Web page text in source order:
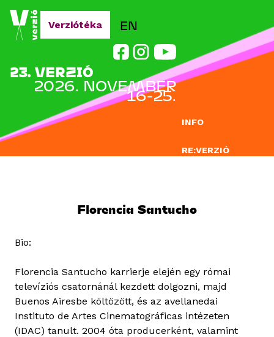
Jump to navigation
INFO
RE:VERZIÓ
EN
23. VERZIÓ
2026. NOVEMBER
16-25.
Verziótéka
Florencia Santucho
Bio:
Florencia Santucho karrierje elején egy római
televíziós csatornánál kezdett dolgozni, majd
Buenos Airesbe költözött, és az avellanedai
Instituto de Artes Cinematográficas intézeten
(IDAC) tanult. 2004 óta producerként, valamint